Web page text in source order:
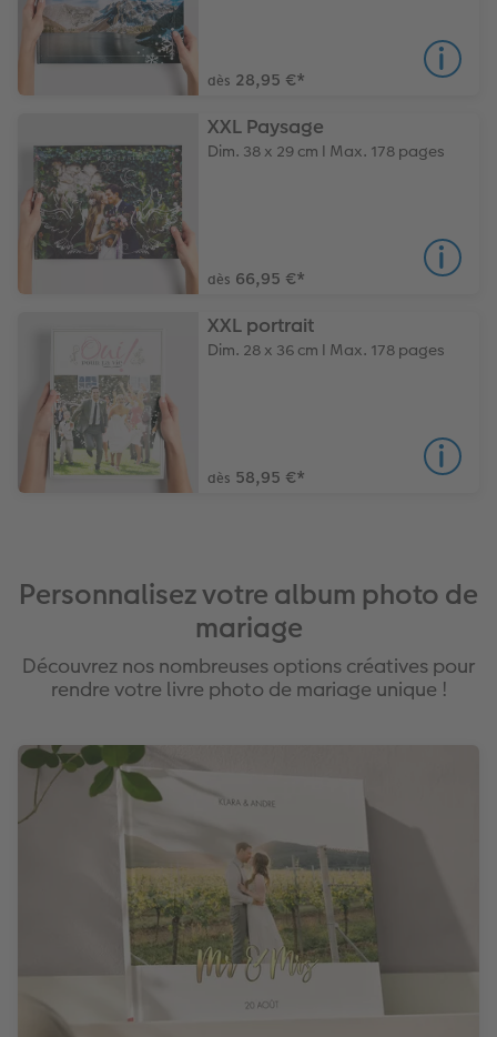
dès 28,95 €*
XXL Paysage
Dim. 38 x 29 cm I Max. 178 pages
dès 66,95 €*
XXL portrait
Dim. 28 x 36 cm I Max. 178 pages
dès 58,95 €*
Personnalisez votre album photo de
mariage
Découvrez nos nombreuses options créatives pour
rendre votre livre photo de mariage unique !